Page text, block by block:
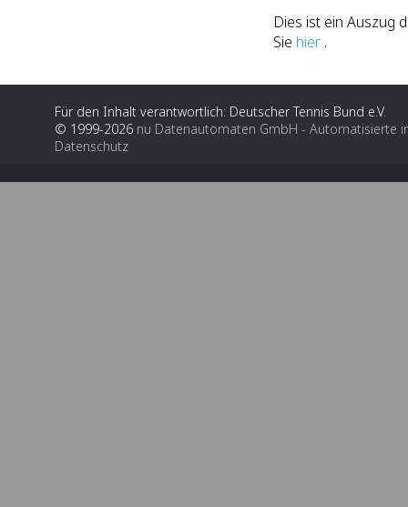
Dies ist ein Auszug
Sie hier .
Für den Inhalt verantwortlich: Deutscher Tennis Bund e.V.
© 1999-2026 nu Datenautomaten GmbH - Automatisierte
Datenschutz